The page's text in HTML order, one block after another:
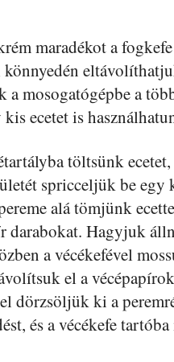
maradékot a
a mosogatógépbe a
ecetet is
töltsünk ecetet,
spricceljük be egy
alá tömjünk
darabokat. Hagyjuk
a vécékefével
el a
dörzsöljük ki a
és a vécékefe